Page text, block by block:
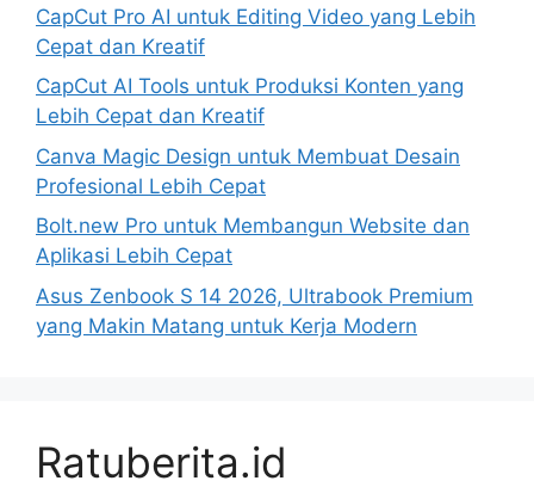
CapCut Pro AI untuk Editing Video yang Lebih
Cepat dan Kreatif
CapCut AI Tools untuk Produksi Konten yang
Lebih Cepat dan Kreatif
Canva Magic Design untuk Membuat Desain
Profesional Lebih Cepat
Bolt.new Pro untuk Membangun Website dan
Aplikasi Lebih Cepat
Asus Zenbook S 14 2026, Ultrabook Premium
yang Makin Matang untuk Kerja Modern
Ratuberita.id